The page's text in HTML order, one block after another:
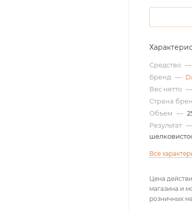
Средство —
Бренд —
Вес нетто —
Страна
Объем —
Результат —
Все
Цена
магазина и
розничных